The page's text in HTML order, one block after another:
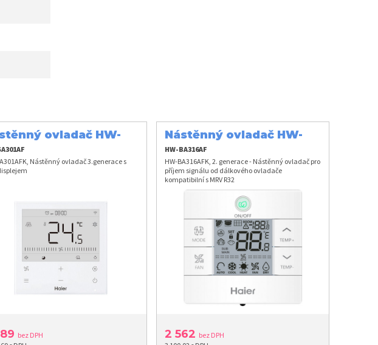
ovladač HW-
Nástěnný ovladač 3.generace s
bez DPH
Nástěnný ovladač HW-
BA316AFK
HW-BA316AF
HW-BA316AFK, 2. generace - Nástěnný ovladač pro
příjem signálu od dálkového ovladače
kompatibilní s MRV R32
2 562 bez DPH